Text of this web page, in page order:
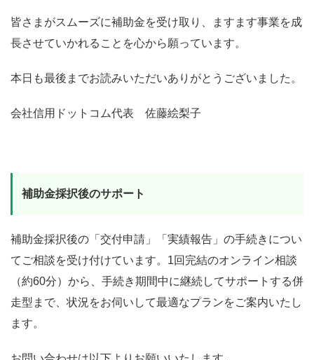
皆さまがスムーズに補助金を受け取り、ますます事業を成
長させていかれることを心から願っています。
本日も最後までお読みいただいありがとうございました。
会社信用ドットコム代表 佐藤絵梨子
補助金採択後のサポート
補助金採択後の「交付申請」「実績報告」の手続きについ
てご相談を受け付けています。1回完結のオンライン相談
（約60分）から、手続き期間中に継続してサポートする併
走型まで、状況をお伺いして最適なプランをご案内いたし
ます。